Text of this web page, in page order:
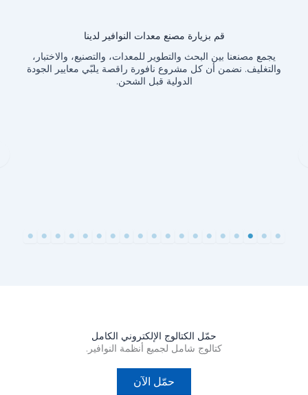
قم بزيارة مصنع معدات النوافير لدينا
يجمع مصنعنا بين البحث والتطوير للمعدات، والتصنيع، والاختبار،
والتغليف. نضمن أن كل مشروع نافورة راقصة يلبّي معايير الجودة
الدولية قبل الشحن.
حمّل الكتالوج الإلكتروني الكامل
كتالوج شامل لجميع أنظمة النوافير.
حمّل الآن